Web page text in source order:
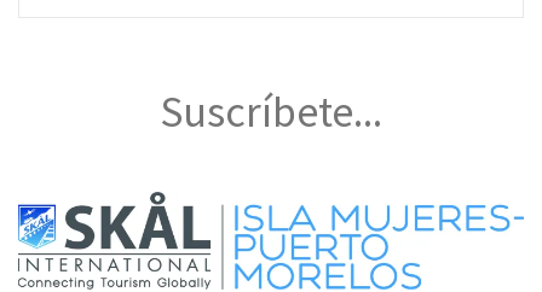
Suscríbete...